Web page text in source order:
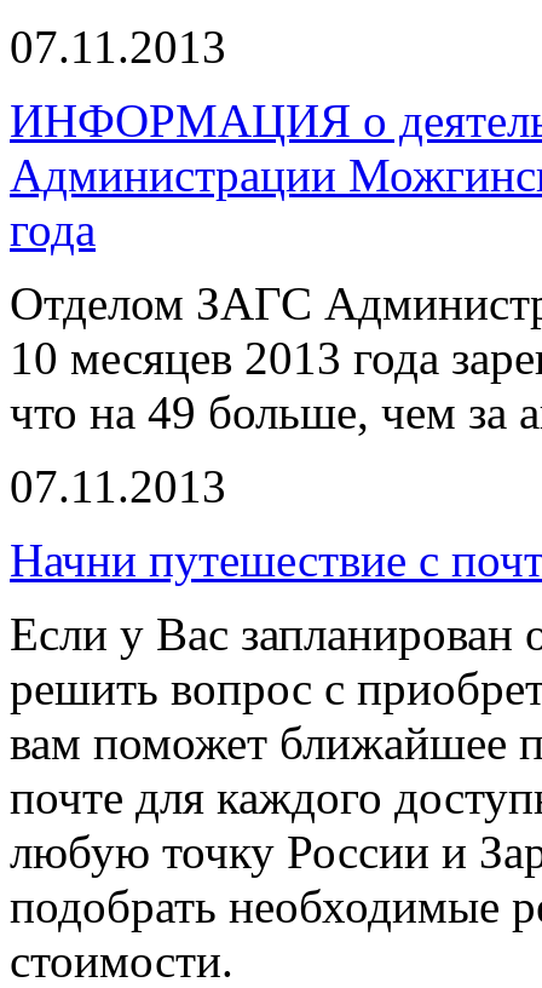
07.11.2013
ИНФОРМАЦИЯ о
Администрации
года
Отделом ЗАГС
10 месяцев 2013 года
что на 49 больше, чем за
07.11.2013
Начни путешествие с
Если у Вас запланирован
решить вопрос с
вам поможет ближайшее
почте для каждого
любую точку России и
подобрать необходимые
стоимости.